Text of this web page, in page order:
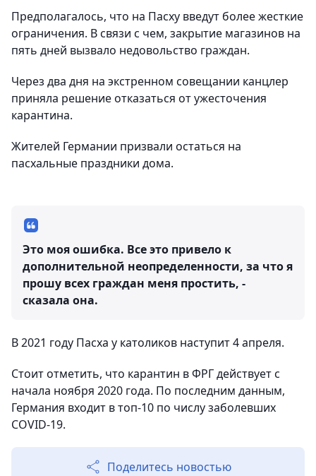
Предполагалось, что на Пасху введут более жесткие
ограничения. В связи с чем, закрытие магазинов на
пять дней вызвало недовольство граждан.
Через два дня на экстренном совещании канцлер
приняла решение отказаться от ужесточения
карантина.
Жителей Германии призвали остаться на
пасхальные праздники дома.
Это моя ошибка. Все это привело к
дополнительной неопределенности, за что я
прошу всех граждан меня простить, -
сказала она.
В 2021 году Пасха у католиков наступит 4 апреля.
Стоит отметить, что карантин в ФРГ действует с
начала ноября 2020 года. По последним данным,
Германия входит в топ-10 по числу заболевших
COVID-19.
Поделитесь новостью